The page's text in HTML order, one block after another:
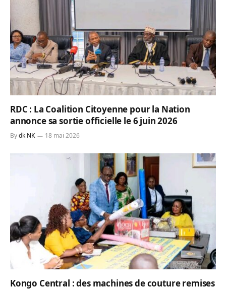
RDC : La Coalition Citoyenne pour la Nation
annonce sa sortie officielle le 6 juin 2026
Bydk NK 18 mai 2026
Kongo Central : des machines de couture remises